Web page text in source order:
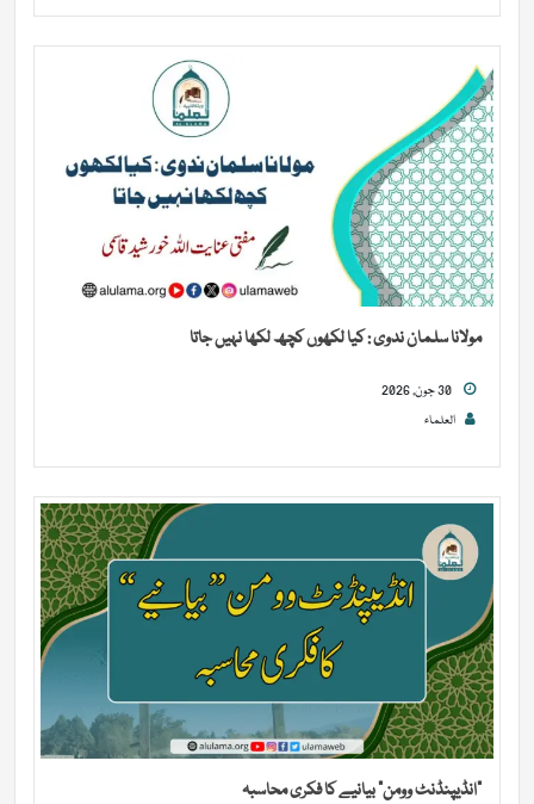
مولانا سلمان ندوی : کیا لکھوں کچھ لکھا نہیں جاتا
العلماء
“انڈیپنڈنٹ وومن” بیانیے کا فکری محاسبہ